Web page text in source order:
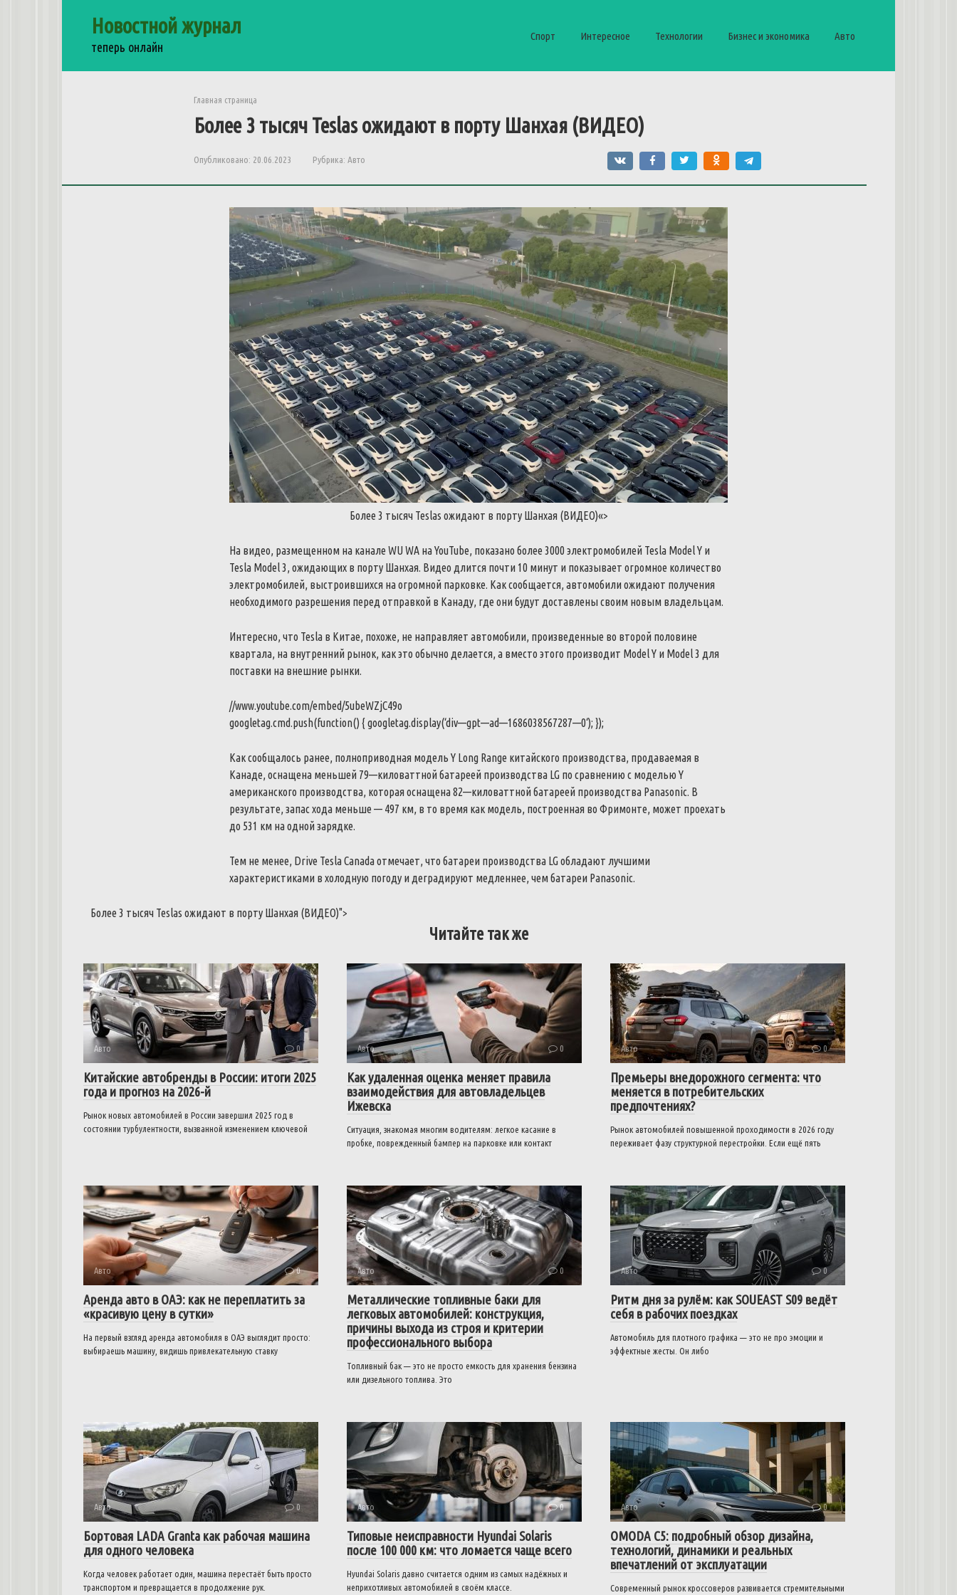
Новостной журнал
теперь онлайн
Спорт Интересное Технологии Бизнес и экономика Авто
Главная страница
Более 3 тысяч Teslas ожидают в порту Шанхая (ВИДЕО)
Опубликовано: 20.06.2023 Рубрика: Авто
Более 3 тысяч Teslas ожидают в порту Шанхая (ВИДЕО)«>
На видео, размещенном на канале WUWA наYouTube, показано более 3000 электромобилей Tesla ModelY и
Tesla Model3, ожидающих в порту Шанхая. Видео длится почти 10 минут и показывает огромное количество
электромобилей, выстроившихся наогромной парковке. Каксообщается, автомобилиожидают получения
необходимого разрешения перед отправкой в Канаду, где онибудут доставленысвоим новым владельцам.
Интересно, что Tesla в Китае, похоже, не направляет автомобили, произведенные во второй половине
квартала, на внутренний рынок, какэто обычно делается, а вместо этого производит ModelY и Model3 для
поставки на внешние рынки.
//www.youtube.com/embed/5ubeWZjC49o
googletag.cmd.push(function() { googletag.display(‘div—gpt—ad—1686038567287—0‘); });
Каксообщалось ранее, полноприводная модель Y Long Range китайского производства, продаваемая в
Канаде, оснащена меньшей 79—киловаттнойбатареей производства LG по сравнению с моделью Y
американского производства, котораяоснащена82—киловаттнойбатареей производства Panasonic. В
результате, запас хода меньше — 497 км, в то время как модель, построенная во Фримонте, может проехать
до 531 км наоднойзарядке.
Тем не менее, Drive TeslaCanadaотмечает, что батареи производства LGобладают лучшими
характеристиками в холодную погоду и деградируют медленнее, чембатареи Panasonic.
Более 3 тысяч Teslas ожидают в порту Шанхая (ВИДЕО)">
Читайте так же
Авто 0
Китайские автобренды в России: итоги 2025
года и прогноз на 2026-й
Рынок новых автомобилей в России завершил 2025 год в
состоянии турбулентности, вызванной изменением ключевой
Авто 0
Как удаленная оценка меняет правила
взаимодействия для автовладельцев
Ижевска
Ситуация, знакомая многим водителям: легкое касание в
пробке, поврежденный бампер на парковке или контакт
Авто 0
Премьеры внедорожного сегмента: что
меняется в потребительских
предпочтениях?
Рынок автомобилей повышенной проходимости в 2026 году
переживает фазу структурной перестройки. Если ещё пять
Авто 0
Аренда авто в ОАЭ: как не переплатить за
«красивую цену в сутки»
На первый взгляд аренда автомобиля в ОАЭ выглядит просто:
выбираешь машину, видишь привлекательную ставку
Авто 0
Металлические топливные баки для
легковых автомобилей: конструкция,
причины выхода из строя и критерии
профессионального выбора
Топливный бак — это не просто емкость для хранения бензина
или дизельного топлива. Это
Авто 0
Ритм дня за рулём: как SOUEAST S09 ведёт
себя в рабочих поездках
Автомобиль для плотного графика — это не про эмоции и
эффектные жесты. Он либо
Авто 0
Бортовая LADA Granta как рабочая машина
для одного человека
Когда человек работает один, машина перестаёт быть просто
транспортом и превращается в продолжение рук.
Авто 0
Типовые неисправности Hyundai Solaris
после 100 000 км: что ломается чаще всего
Hyundai Solaris давно считается одним из самых надёжных и
неприхотливых автомобилей в своём классе.
Авто 0
OMODA C5: подробный обзор дизайна,
технологий, динамики и реальных
впечатлений от эксплуатации
Современный рынок кроссоверов развивается стремительными